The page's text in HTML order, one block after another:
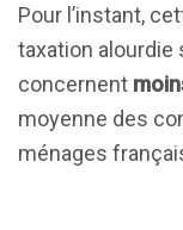
Pour l’instant,
taxation alourdie
concernent
moyenne des
ménages